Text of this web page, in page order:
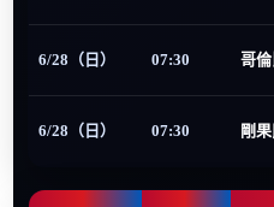
6/28（日） 07:30 哥
6/28（日） 07:30 剛